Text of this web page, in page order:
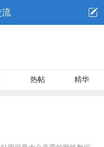
流
热帖 精华